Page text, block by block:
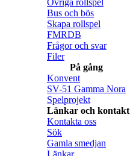
Övriga rollspel
Bus och bös
Skapa rollspel
FMRDB
Frågor och svar
Filer
På gång
Konvent
SV-51 Gamma Nora
Spelprojekt
Länkar och kontakt
Kontakta oss
Sök
Gamla smedjan
Länkar